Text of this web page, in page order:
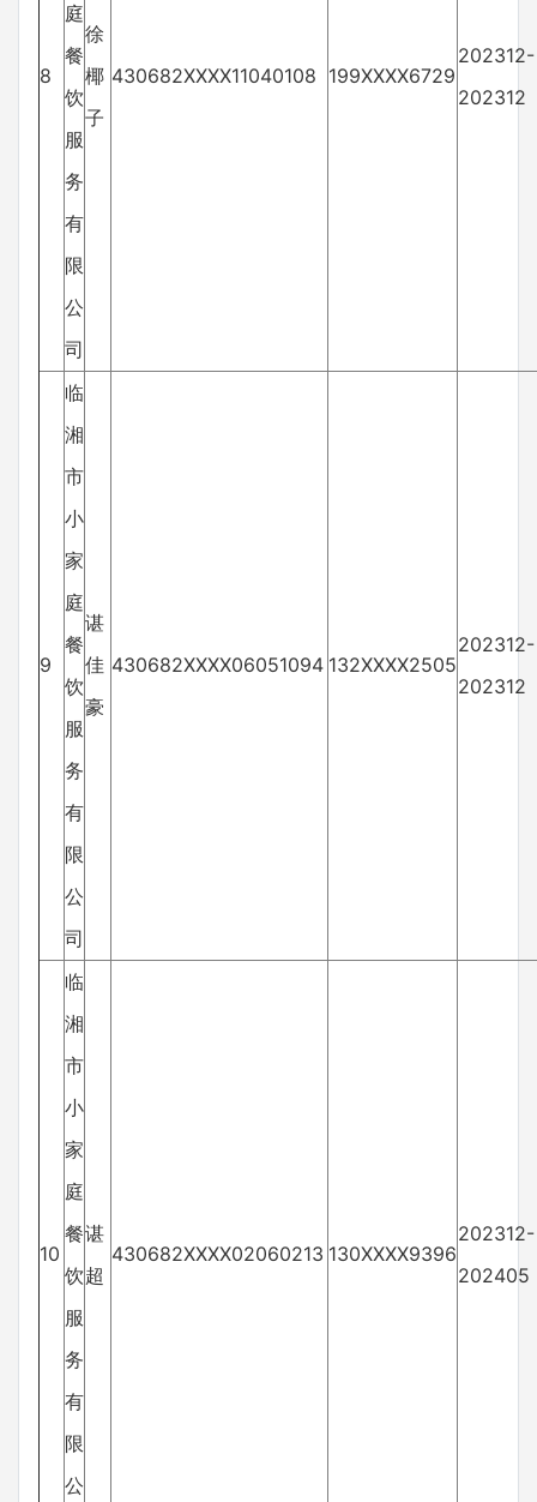
8
庭
餐
饮
服
务
有
限
公
司
徐
椰
子
430682XXXX11040108 199XXXX6729
202312-
202312
9
临
湘
市
小
家
庭
餐
饮
服
务
有
限
公
司
谌
佳
豪
430682XXXX06051094 132XXXX2505
202312-
202312
10
临
湘
市
小
家
庭
餐
饮
服
务
有
限
公
谌
超
430682XXXX02060213 130XXXX9396
202312-
202405